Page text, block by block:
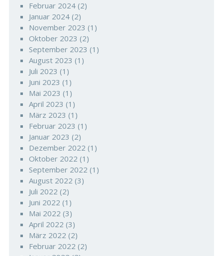
Februar 2024(2)
Januar 2024(2)
November 2023 (1)
Oktober 2023 (2)
September 2023 (1)
August 2023 (1)
Juli 2023 (1)
Juni 2023 (1)
Mai 2023 (1)
April 2023 (1)
März 2023 (1)
Februar 2023 (1)
Januar 2023 (2)
Dezember 2022 (1)
Oktober 2022 (1)
September 2022 (1)
August 2022 (3)
Juli 2022 (2)
Juni 2022 (1)
Mai 2022 (3)
April 2022 (3)
März 2022 (2)
Februar 2022 (2)